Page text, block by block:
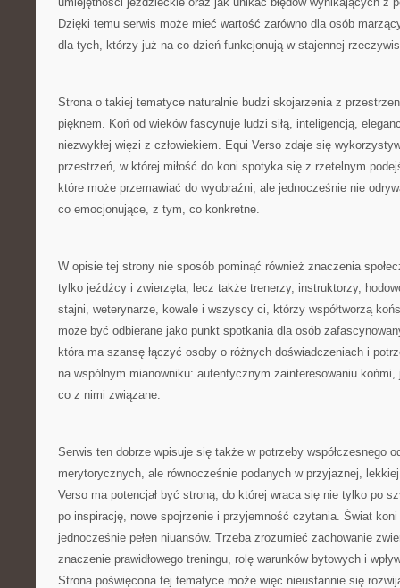
Dzięki temu serwis może mieć wartość zarówno dla osób
dla tych, którzy już na co dzień funkcjonują w stajennej
Strona o takiej tematyce naturalnie budzi skojarzenia z
pięknem. Koń od wieków fascynuje ludzi siłą, inteligencją,
niezwykłej więzi z człowiekiem. Equi Verso zdaje się
przestrzeń, w której miłość do koni spotyka się z rzetelnym
które może przemawiać do wyobraźni, ale jednocześnie nie
co emocjonujące, z tym, co konkretne.
W opisie tej strony nie sposób pominąć również znaczenia
tylko jeźdźcy i zwierzęta, lecz także trenerzy, instruktorzy,
stajni, weterynarze, kowale i wszyscy ci, którzy współtworzą
może być odbierane jako punkt spotkania dla osób
która ma szansę łączyć osoby o różnych doświadczeniach i
na wspólnym mianowniku: autentycznym zainteresowaniu
co z nimi związane.
Serwis ten dobrze wpisuje się także w potrzeby współczesnego
merytorycznych, ale równocześnie podanych w przyjaznej,
Verso ma potencjał być stroną, do której wraca się nie tylko po
po inspirację, nowe spojrzenie i przyjemność czytania. Świat
jednocześnie pełen niuansów. Trzeba zrozumieć zachowanie
znaczenie prawidłowego treningu, rolę warunków bytowych i
Strona poświęcona tej tematyce może więc nieustannie się